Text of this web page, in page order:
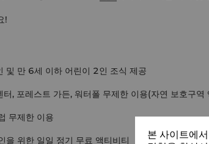
!
및 만 6세 이하 어린이 2인 조식 제공
터, 포레스트 가든, 워터폴 무제한 이용(자연 보호구역
무제한 이용
을 위한 일일 정기 무료 액티비티
본 사이트에